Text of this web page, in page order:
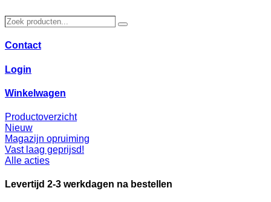
naar
inhoud
Zoek
Zoeken
Contact
Login
Winkelwagen
Productoverzicht
Nieuw
Magazijn opruiming
Vast laag geprijsd!
Alle acties
Levertijd 2-3 werkdagen na bestellen